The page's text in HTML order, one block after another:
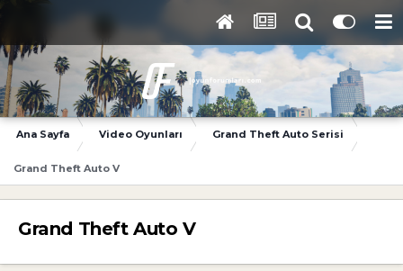
Ana Sayfa Video Oyunları Grand Theft Auto Serisi
Grand Theft Auto V
Grand Theft Auto V